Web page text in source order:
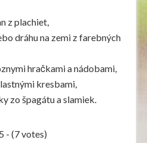
z plachiet,
dráhu na zemi z farebných
hračkami a nádobami,
kresbami,
špagátu a slamiek.
- (7 votes)